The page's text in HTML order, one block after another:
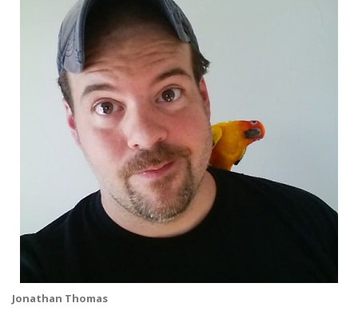
Jonathan Thomas